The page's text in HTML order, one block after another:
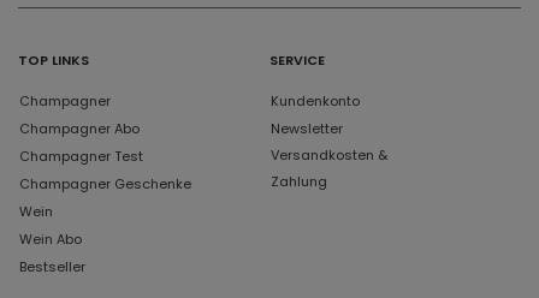
TOP LINKS
Champagner
Champagner Abo
Champagner Test
Champagner Geschenke
Wein
Wein Abo
Bestseller
SERVICE
Kundenkonto
Newsletter
Versandkosten &
Zahlung